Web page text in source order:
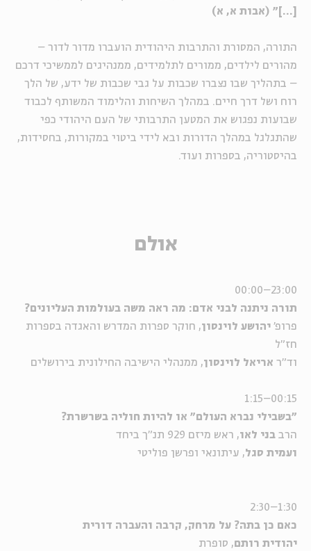
[...]" (אבות א, א)
התורה, המסורת והתרבות היהודית הועברו מדור לדור –
מהורים לילדים, ממורים לתלמידים, ממנהיגים לממשיכי דרכם
– בתהליך שבו נצברו שכבות על גבי שכבות של ידע, של הלך
רוח ושל דרך חיים. במהלך השיחות והלימוד המשותף לכבוד
שבועות נפגוש את המטען התרבותי של העם היהודי כפי
שהתגלגל במהלך הדורות ובא לידי ביטוי במקורות, בחסידות,
בהיסטוריה, בספרות ועוד.
אולם
23:00–00:00
תורה ניתנה לבני אדם: מה ראה משה בעולמות העליונים?
פרופ' יהושע לוינסון, חוקר ספרות המדרש והאגדה בספרות
חז"ל
וד"ר אריאל לוינסון, ממנהלי הישיבה החילונית בירושלים
00:15–1:15
"בשבילי נברא העולם" או להיות חוליה בשרשרת?
הרב בני לאו, ראש מיזם 929 תנ"ך ביחד
ועמית סגל, עיתונאי ופרשן פוליטי
1:30–2:30
כאם כן בתה? על מרחק, קרבה והעברה דורית
יהודית רותם, סופרת